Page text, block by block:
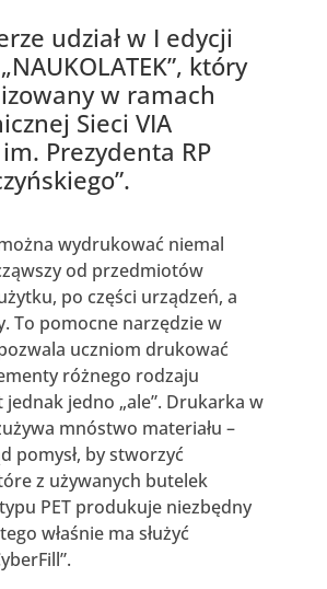
udział w I edycji
który
w ramach
Sieci VIA
im. Prezydenta RP
wydrukować niemal
od przedmiotów
po części urządzeń, a
To pomocne narzędzie w
uczniom drukować
różnego rodzaju
jednak jedno „ale”. Drukarka w
mnóstwo materiału –
pomysł, by stworzyć
z używanych butelek
PET produkuje niezbędny
właśnie ma służyć